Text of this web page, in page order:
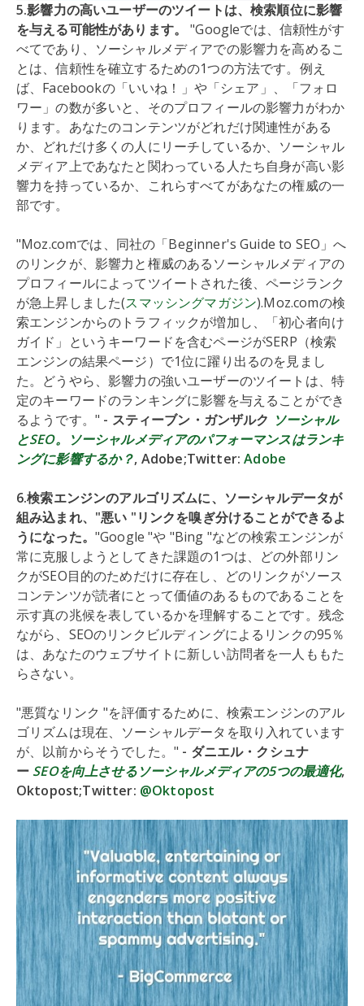
5.影響力の高いユーザーのツイートは、検索順位に影響
を与える可能性があります。
"Googleでは、信頼性がす
べてであり、ソーシャルメディアでの影響力を高めるこ
とは、信頼性を確立するための1つの方法です。例え
ば、Facebookの「いいね！」や「シェア」、「フォロ
ワー」の数が多いと、そのプロフィールの影響力がわか
ります。あなたのコンテンツがどれだけ関連性がある
か、どれだけ多くの人にリーチしているか、ソーシャル
メディア上であなたと関わっている人たち自身が高い影
響力を持っているか、これらすべてがあなたの権威の一
部です。
"Moz.comでは、同社の「Beginner's Guide to SEO」へ
のリンクが、影響力と権威のあるソーシャルメディアの
プロフィールによってツイートされた後、ページランク
が急上昇しました(スマッシングマガジン).Moz.comの検
索エンジンからのトラフィックが増加し、「初心者向け
ガイド」というキーワードを含むページがSERP（検索
エンジンの結果ページ）で1位に躍り出るのを見まし
た。どうやら、影響力の強いユーザーのツイートは、特
定のキーワードのランキングに影響を与えることができ
るようです。" - スティーブン・ガンザルク ソーシャル
とSEO。ソーシャルメディアのパフォーマンスはランキ
ングに影響するか？, Adobe;Twitter:Adobe
6.検索エンジンのアルゴリズムに、ソーシャルデータが
組み込まれ、"悪い "リンクを嗅ぎ分けることができるよ
うになった。 "Google "や "Bing "などの検索エンジンが
常に克服しようとしてきた課題の1つは、どの外部リン
クがSEO目的のためだけに存在し、どのリンクがソース
コンテンツが読者にとって価値のあるものであることを
示す真の兆候を表しているかを理解することです。残念
ながら、SEOのリンクビルディングによるリンクの95％
は、あなたのウェブサイトに新しい訪問者を一人ももた
らさない。
"悪質なリンク "を評価するために、検索エンジンのアル
ゴリズムは現在、ソーシャルデータを取り入れています
が、以前からそうでした。" - ダニエル・クシュナ
ー SEOを向上させるソーシャルメディアの5つの最適化,
Oktopost;Twitter: @Oktopost